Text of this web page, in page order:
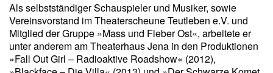
Als selbstständiger Schauspieler und Musiker, sowie
Vereinsvorstand im Theaterscheune Teutleben e.V. und
Mitglied der Gruppe »Mass und Fieber Ost«, arbeitete er
unter anderem am Theaterhaus Jena in den Produktionen
»Fall Out Girl – Radioaktive Roadshow« (2012),